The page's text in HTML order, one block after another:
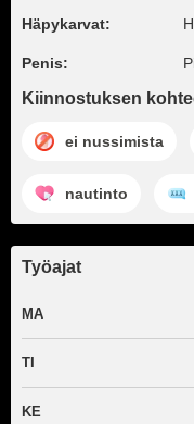
Häpykarvat:
Penis:
Kiinnostuksen
ei nussimista
nautinto
Työajat
MA
TI
KE